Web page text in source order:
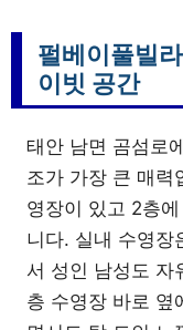
펄베이풀빌
이빗 공간
태안 남면 곰섬로
조가 가장 큰 매력
영장이 있고 2층
니다. 실내 수영장
서 성인 남성도 자
층 수영장 바로 옆